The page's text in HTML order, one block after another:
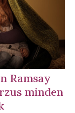
Ramsay
minden